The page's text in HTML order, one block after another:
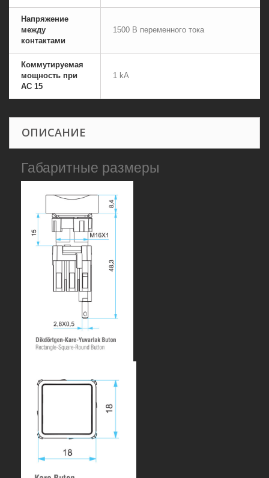
Напряжение
между
контактами
1500 В переменного тока
Коммутируемая
мощность при
AC 15
1 kA
ОПИСАНИЕ
Габаритные размеры